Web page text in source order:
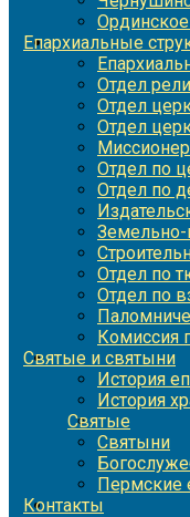
Епархиальные
Отдел
Отдел
Отдел
Отдел по
Отдел по
Отдел по
Отдел по
Комиссия
Святые и святыни
История
История
Святые
Святыни
Пермские
Контакты